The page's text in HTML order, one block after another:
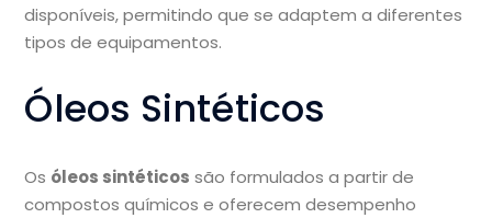
disponíveis, permitindo que se adaptem a diferentes
tipos de equipamentos.
Óleos Sintéticos
Os óleos sintéticos são formulados a partir de
compostos químicos e oferecem desempenho